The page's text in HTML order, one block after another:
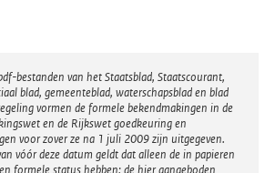
bestanden van het Staatsblad, Staatscourant,
blad, gemeenteblad, waterschapsblad en blad
vormen de formele bekendmakingen in de
en de Rijkswet goedkeuring en
voor zover ze na 1 juli 2009 zijn uitgegeven.
vóór deze datum geldt dat alleen de in papieren
formele status hebben; de hier aangeboden